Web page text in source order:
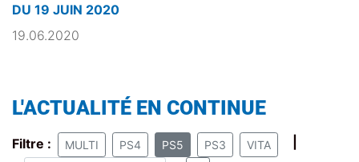
DU 19 JUIN 2020
19.06.2020
L'ACTUALITÉ EN CONTINUE
Filtre : MULTI PS4 PS5 PS3 VITA